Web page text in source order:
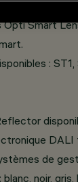
Opti Smart
:
de
noir, gris,